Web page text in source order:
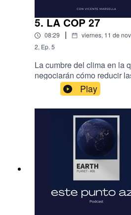
5. LA COP 27
08:29 | viernes, 11 de
2, Ep. 5
La cumbre del clima en la
negociarán cómo reducir
evitar los peores efectos
cómo apoyar a los países
ya sufren estos impactos.
en un continente y reúne a
todos los países firmantes,
representantes de la
Play